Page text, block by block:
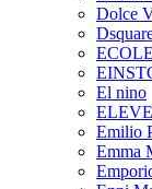
Dolce
ECOLE
El nino
Emilio
Emma